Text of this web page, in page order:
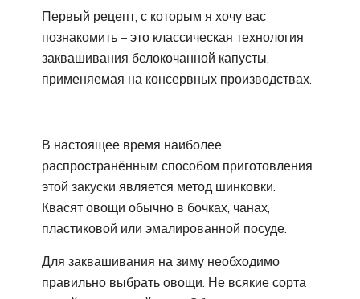
Первый рецепт, с которым я хочу вас
познакомить – это классическая технология
заквашивания белокочанной капусты,
применяемая на консервных производствах.
В настоящее время наиболее
распространённым способом приготовления
этой закуски является метод шинковки.
Квасят овощи обычно в бочках, чанах,
пластиковой или эмалированной посуде.
Для заквашивания на зиму необходимо
правильно выбрать овощи. Не всякие сорта